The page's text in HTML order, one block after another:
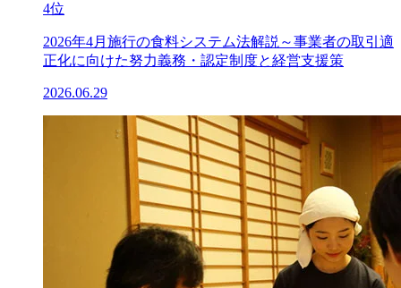
4位
2026年4月施行の食料システム法解説～事業者の取引適
正化に向けた努力義務・認定制度と経営支援策
2026.06.29